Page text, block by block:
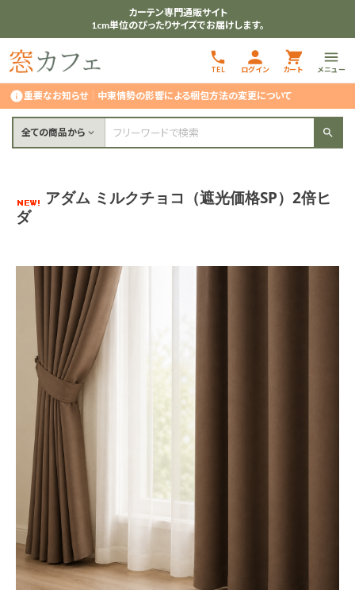
カーテン専門通販サイト
1cm単位のぴったりサイズでお届けします。
TEL ログイン カート メニュー
重要なお知らせ｜ 中東情勢の影響による梱包方法の変更について
全ての商品から
アダム ミルクチョコ（遮光価格SP）2倍ヒ
ダ